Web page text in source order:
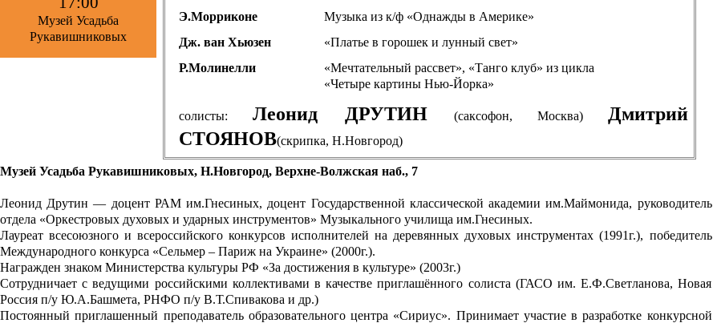
Музей Усадьба
Рукавишниковых
Э.Морриконе
Музыка из к/ф «Однажды в Америке»
Дж. ван Хьюзен
«Платье в горошек и лунный свет»
Р.Молинелли
«Мечтательный рассвет», «Танго клуб» из цикла
«Четыре картины Нью-Йорка»
солисты:Леонид ДРУТИН (саксофон, Москва)
Дмитрий
СТОЯНОВ(скрипка, Н.Новгород)
Музей Усадьба Рукавишниковых, Н.Новгород, Верхне-Волжская наб., 7
Леонид Друтин — доцент РАМ им.Гнесиных, доцент Государственной классической академии им.Маймонида, руководитель
отдела «Оркестровых духовых и ударных инструментов» Музыкального училища им.Гнесиных.
Лауреат всесоюзного и всероссийского конкурсов исполнителей на деревянных духовых инструментах (1991г.), победитель
Международного конкурса «Сельмер – Париж на Украине» (2000г.).
Награжден знаком Министерства культуры РФ «За достижения в культуре» (2003г.)
Сотрудничает с ведущими российскими коллективами в качестве приглашённого солиста (ГАСО им. Е.Ф.Светланова, Новая
Россия п/у Ю.А.Башмета, РНФО п/у В.Т.Спивакова и др.)
Постоянный приглашенный преподаватель образовательного центра «Сириус». Принимает участие в разработке конкурсной